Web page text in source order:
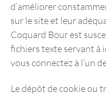
d’améliorer
sur le site et leur
Coquard Bour est
fichiers texte servant à
vous connectez à l’un
Le dépôt de cookie ou